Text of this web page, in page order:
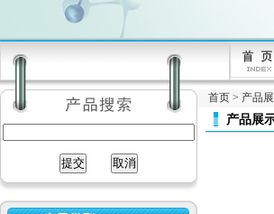
首页 > 产品
产品展